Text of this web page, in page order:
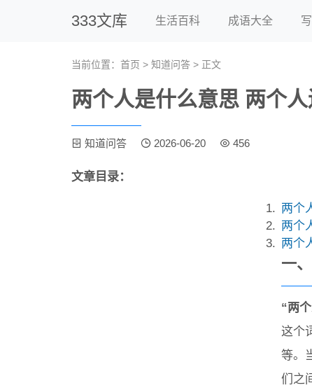
333文库 生活百科 成语大全
当前位置： 首页 > 知道问答 > 正文
两个人是什么意思 两个
知道问答 2026-06-20 456
文章目录：
两个
两个
两个
一
“两
这个
等。
们之